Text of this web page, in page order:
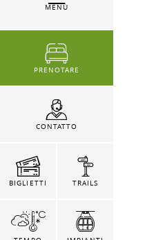
MENÙ
PRENOTARE
CONTATTO
BIGLIETTI TRAILS